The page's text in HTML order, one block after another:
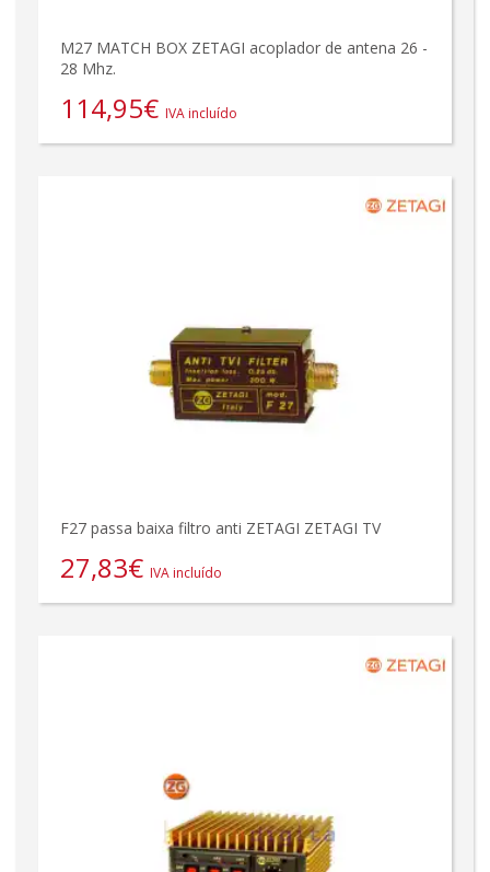
M27 MATCH BOX ZETAGI acoplador de antena 26 -
28 Mhz.
114,95€ IVA incluído
F27 passa baixa filtro anti ZETAGI ZETAGI TV
27,83€ IVA incluído